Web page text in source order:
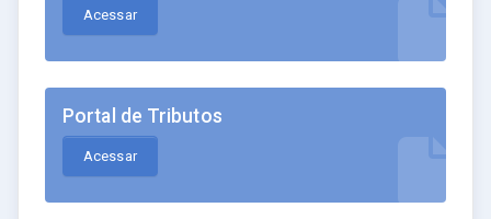
Acessar
Portal de Tributos
Acessar